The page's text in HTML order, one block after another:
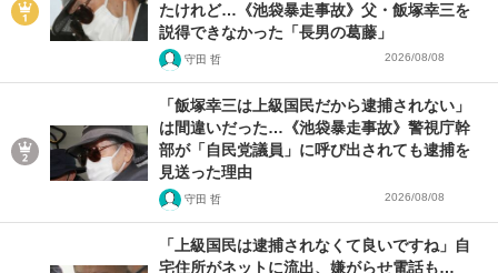
たけれど…《池袋暴走事故》父・飯塚幸三を
説得できなかった「長男の葛藤」
守田 哲 2026/08/08
「飯塚幸三は上級国民だから逮捕されない」
は間違いだった…《池袋暴走事故》警視庁幹
部が「自民党議員」に呼び出されても逮捕を
見送った理由
守田 哲 2026/08/08
「上級国民は逮捕されなくて良いですね」自
宅住所がネットに流出、嫌がらせ電話も…